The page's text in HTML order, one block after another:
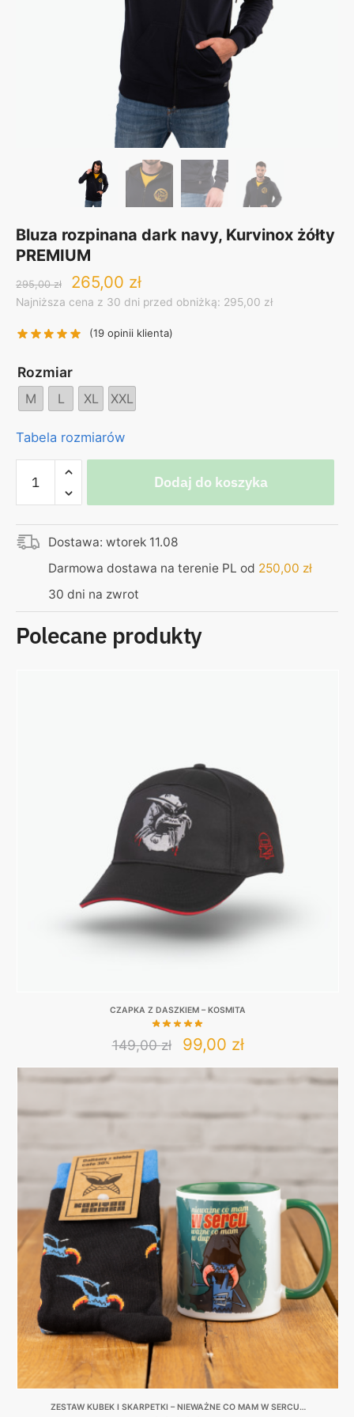
Bluza rozpinana dark navy, Kurvinox żółty
PREMIUM
295,00zł
Original
295,00 zł.
265,00 złCurrent
265,00 zł.
Najniższa cena z 30 dni przed obniżką: 295,00 zł
(19 opinii klienta)
Rozmiar
M L XL XXL
Tabela rozmiarów
Bluza
rozpinana
dark
navy,
Kurvinox
PREMIUM
Dodaj do koszyka
Dostawa: wtorek 11.08
Darmowa dostawa na terenie PL od 250,00 zł
30 dni na zwrot
Polecane produkty
CZAPKA Z DASZKIEM – KOSMITA
149,00zł
Original
price
149,00 zł.
99,00 złCurrent
price
99,00 zł.
ZESTAW KUBEK I SKARPETKI – NIEWAŻNE CO MAM W SERCU…